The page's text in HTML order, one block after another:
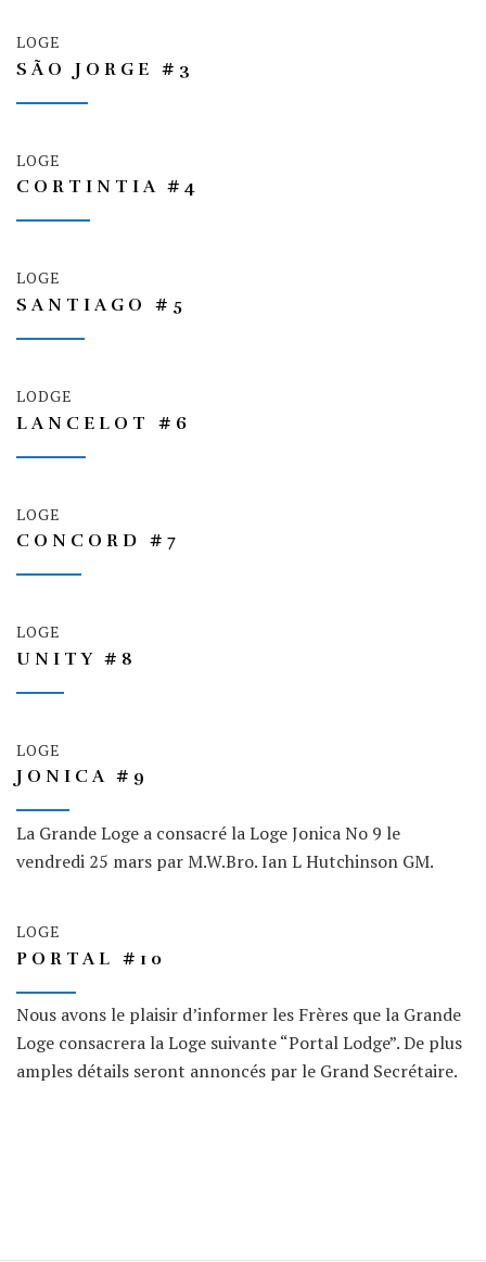
LOGE
SÃO JORGE #3
LOGE
CORTINTIA #4
LOGE
SANTIAGO #5
LODGE
LANCELOT #6
LOGE
CONCORD #7
LOGE
UNITY #8
LOGE
JONICA #9
La Grande Loge a consacré la Loge Jonica No 9 le
vendredi 25 mars par M.W.Bro. Ian L Hutchinson GM.
LOGE
PORTAL #10
Nous avons le plaisir d’informer les Frères que la Grande
Loge consacrera la Loge suivante “Portal Lodge”. De plus
amples détails seront annoncés par le Grand Secrétaire.